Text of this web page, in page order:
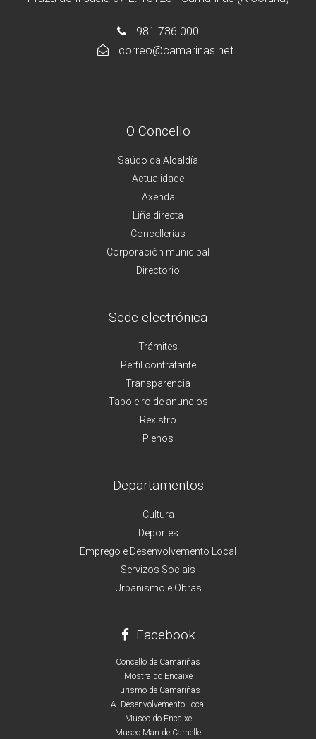
981 736 000
correo@camarinas.net
O Concello
Saúdo da Alcaldía
Actualidade
Axenda
Liña directa
Concellerías
Corporación municipal
Directorio
Sede electrónica
Trámites
Perfil contratante
Transparencia
Taboleiro de anuncios
Rexistro
Plenos
Departamentos
Cultura
Deportes
Emprego e Desenvolvemento Local
Servizos Sociais
Urbanismo e Obras
Facebook
Concello de Camariñas
Mostra do Encaixe
Turismo de Camariñas
A. Desenvolvemento Local
Museo do Encaixe
Museo Man de Camelle